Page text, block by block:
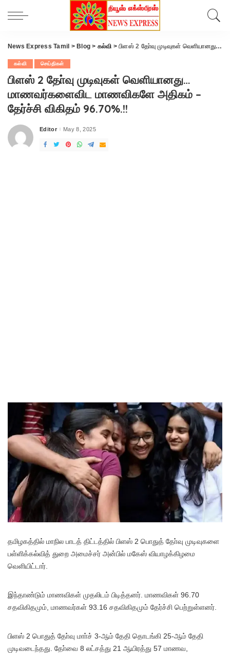
News Express Tamil > Blog > கல்வி >பிளஸ் 2 தோ்வு முடிவுகள் வெளியானது… மாணவர்களைவிட மாணவிகளே அதிகம் – தேர்ச்சி விகிதம் 96.70%.!!
கல்வி செய்திகள்
பிளஸ் 2 தோ்வு முடிவுகள் வெளியானது…
மாணவர்களைவிட மாணவிகளே அதிகம் –
தேர்ச்சி விகிதம் 96.70%.!!
Posted
Editor May 8, 2025
தமிழகத்தில் மாநில பாடத் திட்டத்தில் பிளஸ் 2 பொதுத் தோ்வு முடிவுகளை
பள்ளிக்கல்வித் துறை அமைச்சர் அன்பில் மகேஸ் வியாழக்கிழமை
வெளியிட்டார்.
இந்தாண்டும் மாணவிகள் முதலிடம் பிடித்தனர். மாணவிகள் 96.70
சதவிகிதமும், மாணவர்கள் 93.16 சதவிகிதமும் தேர்ச்சி பெற்றுள்ளனர்.
பிளஸ் 2 பொதுத் தோ்வு மாா்ச் 3-ஆம் தேதி தொடங்கி 25-ஆம் தேதி
முடிவடைந்தது. தோ்வை 8 லட்சத்து 21 ஆயிரத்து 57 மாணவ,